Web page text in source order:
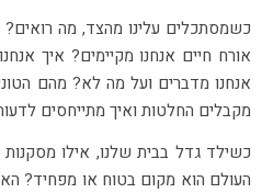
כשמסתכלים עלינו מהצד, מה
אורח חיים אנחנו מקיימים? איך
אנחנו מדברים ועל מה לא? מהם
מקבלים החלטות ואיך מתייחסים
כשילד גדל בבית שלנו, אילו
העולם הוא מקום בטוח או מפחיד?